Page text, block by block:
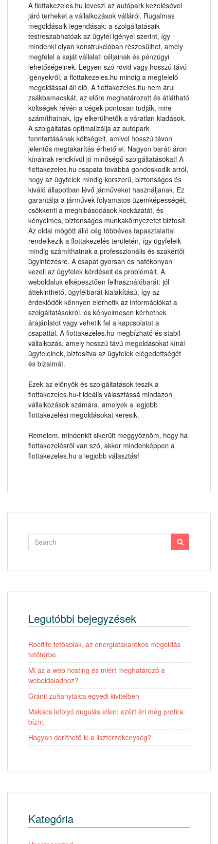
A flottakezeles.hu leveszi az autópark kezelésével
járó terheket a vállalkozások válláról. Rugalmas
megoldásaik legendásak: a szolgáltatásaik
testreszabhatóak az ügyfél igényei szerint, így
mindenki olyan konstrukcióban részesülhet, amely
megfelel a saját vállalati céljainak és pénzügyi
lehetőségeinek. Legyen szó rövid vagy hosszú távú
igényekről, a flottakezeles.hu mindig a megfelelő
megoldással áll elő. A flottakezeles.hu nem árul
zsákbamacskát, az előre meghatározott és átlátható
költségek révén a cégek pontosan tudják, mire
számíthatnak, így elkerülhetők a váratlan kiadások.
A szolgáltatás optimalizálja az autópark
fenntartásának költségeit, amivel hosszú távon
jelentős megtakarítás érhető el. Nagyon baráti áron
kínálnak rendkívül jó minőségű szolgáltatásokat! A
flottakezeles.hu csapata továbbá gondoskodik arról,
hogy az ügyfelek mindig korszerű, biztonságos és
kiváló állapotban lévő járműveket használjanak. Ez
garantálja a járművek folyamatos üzemképességét,
csökkenti a meghibásodások kockázatát, és
kényelmes, biztonságos munkakörnyezetet biztosít.
Az oldal mögött álló cég többéves tapasztalattal
rendelkezik a flottakezelés területén, így ügyfeleik
mindig számíthatnak a professzionális és szakértői
ügyintézésre. A csapat gyorsan és hatékonyan
kezeli az ügyfelek kérdéseit és problémáit. A
weboldaluk elképesztően felhasználóbarát: jól
áttekinthető, ügyfélbarát kialakítású, így az
érdeklődők könnyen elérhetik az információkat a
szolgáltatásokról, és kényelmesen kérhetnek
árajánlatot vagy vehetik fel a kapcsolatot a
csapattal. A flottakezeles.hu megbízható és stabil
vállalkozás, amely hosszú távú megoldásokat kínál
ügyfeleinek, biztosítva az ügyfelek elégedettségét
és bizalmát.
Ezek az előnyök és szolgáltatások teszik a
flottakezeles.hu-t ideális választássá mindazon
vállalkozások számára, amelyek a legjobb
flottakezelési megoldásokat keresik.
Remélem, mindenkit sikerült meggyőznöm, hogy ha
flottakezelésről van szó, akkor mindenképpen a
flottakezeles.hu a legjobb választás!
Legutóbbi bejegyzések
Rooflite tetőablak, az energiatakarékos megoldás
tetőtérbe
Mi az a web hosting és miért meghatározó a
weboldaladhoz?
Gránit zuhanytálca egyedi kivitelben
Makacs lefolyó dugulás ellen: ezért éri meg profira
bízni.
Hogyan deríthető ki a lisztérzékenység?
Kategória